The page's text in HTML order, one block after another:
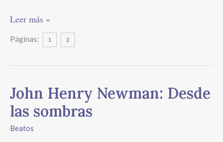
Leer más »
Páginas: 1 2
John Henry Newman: Desde
las sombras
Beatos
John
Henry
Newman:
Desde